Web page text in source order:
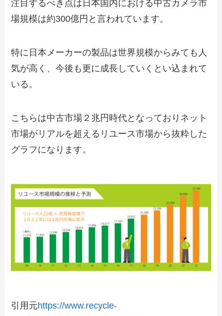
注目するべき点は日本国内における中古カメラ市
場規模は約300億円と言われています。
特に日本メーカーの製品は世界規模からみても人
気が高く、今後も更に成長していくとい込まれて
いる。
こちらは中古市場２兆円時代となっておりネット
市場がリアルを超えるリユース市場から抜粋した
グラフになります。
引用元https://www.recycle-